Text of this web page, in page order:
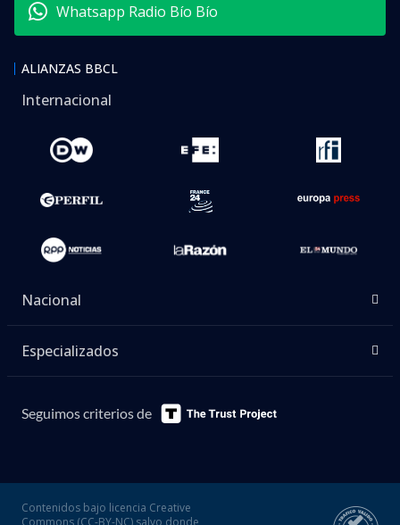
Whatsapp Radio Bío Bío
ALIANZAS BBCL
Internacional
Nacional
Especializados
Seguimos criterios de
Contenidos bajo licencia Creative
Commons (CC-BY-NC) salvo donde